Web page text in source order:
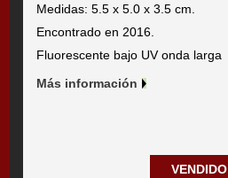
Medidas: 5.5 x 5.0 x 3.5 cm.
Encontrado en 2016.
Fluorescente bajo UV onda larga
Más información
VENDIDO